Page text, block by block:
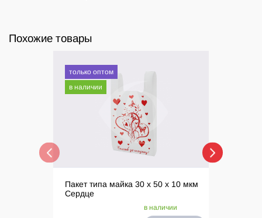
Похожие товары
только оптом
в наличии
Пакет типа майка 30 х 50 х 10 мкм
Сердце
в наличии